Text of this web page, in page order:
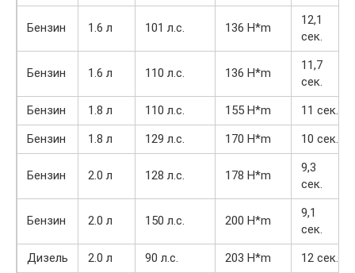
Бензин 1.6 л 101 л.с. 136 H*m
12,1
сек.
Бензин 1.6 л 110 л.с. 136 H*m
11,7
сек.
Бензин
1.8 л 110 л.с. 155 H*m
11 сек.
Бензин
1.8 л 129 л.с. 170 H*m 10 сек.
Бензин 2.0 л 128 л.с. 178 H*m
9,3
сек.
Бензин 2.0 л 150 л.с. 200 H*m
9,1
сек.
Дизель
2.0 л 90 л.с. 203 H*m 12 сек.